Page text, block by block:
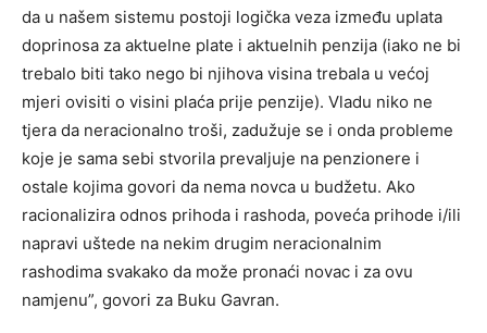
da u našem sistemu postoji logička veza između uplata
doprinosa za aktuelne plate i aktuelnih penzija (iako ne bi
trebalo biti tako nego bi njihova visina trebala u većoj
mjeri ovisiti o visini plaća prije penzije). Vladu niko ne
tjera da neracionalno troši, zadužuje se i onda probleme
koje je sama sebi stvorila prevaljuje na penzionere i
ostale kojima govori da nema novca u budžetu. Ako
racionalizira odnos prihoda i rashoda, poveća prihode i/ili
napravi uštede na nekim drugim neracionalnim
rashodima svakako da može pronaći novac i za ovu
namjenu”, govori za Buku Gavran.